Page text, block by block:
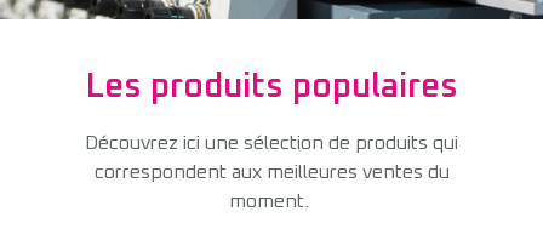
Les produits populaires
Découvrez ici une sélection de produits qui
correspondent aux meilleures ventes du
moment.